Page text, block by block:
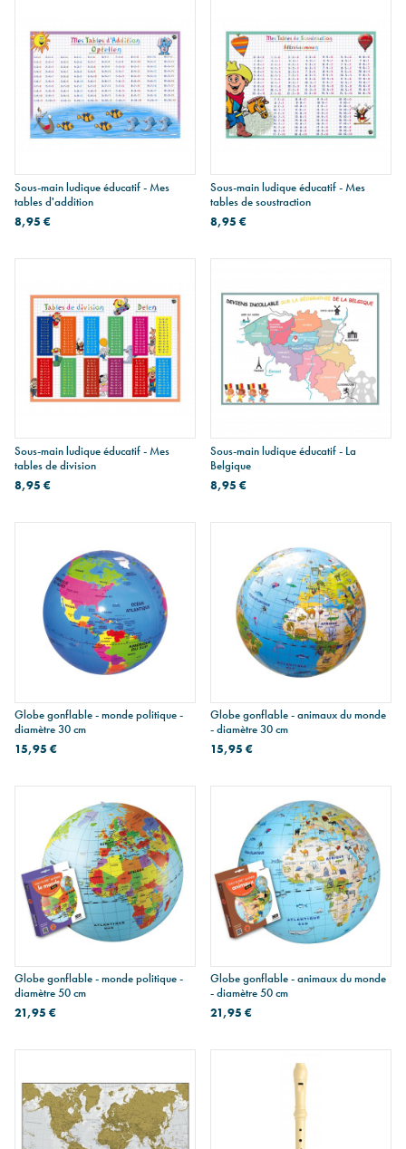
Sous-main ludique éducatif - Mes
tables d'addition
8,95 €
Sous-main ludique éducatif - Mes
tables de soustraction
8,95 €
Sous-main ludique éducatif - Mes
tables de division
8,95 €
Sous-main ludique éducatif - La
Belgique
8,95 €
Globe gonflable - monde politique -
diamètre 30 cm
15,95 €
Globe gonflable - animaux du monde
- diamètre 30 cm
15,95 €
Globe gonflable - monde politique -
diamètre 50 cm
21,95 €
Globe gonflable - animaux du monde
- diamètre 50 cm
21,95 €